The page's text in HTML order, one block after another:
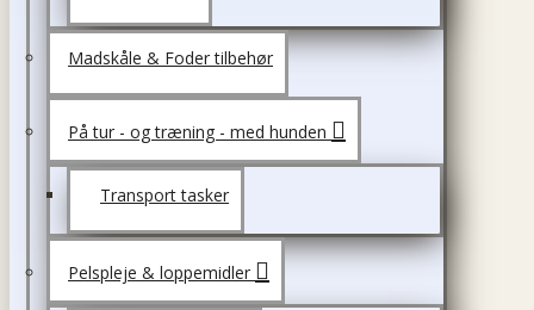
Madskåle & Foder tilbehør
På tur - og træning - med hunden
Transport tasker
Pelspleje & loppemidler